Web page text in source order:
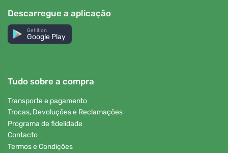
Descarregue a aplicação
Get it on
Google Play
Tudo sobre a compra
Transporte e pagamento
Trocas, Devoluções e Reclamações
Programa de fidelidade
Contacto
Termos e Condições